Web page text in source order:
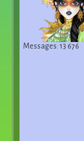
Messages: 13 676